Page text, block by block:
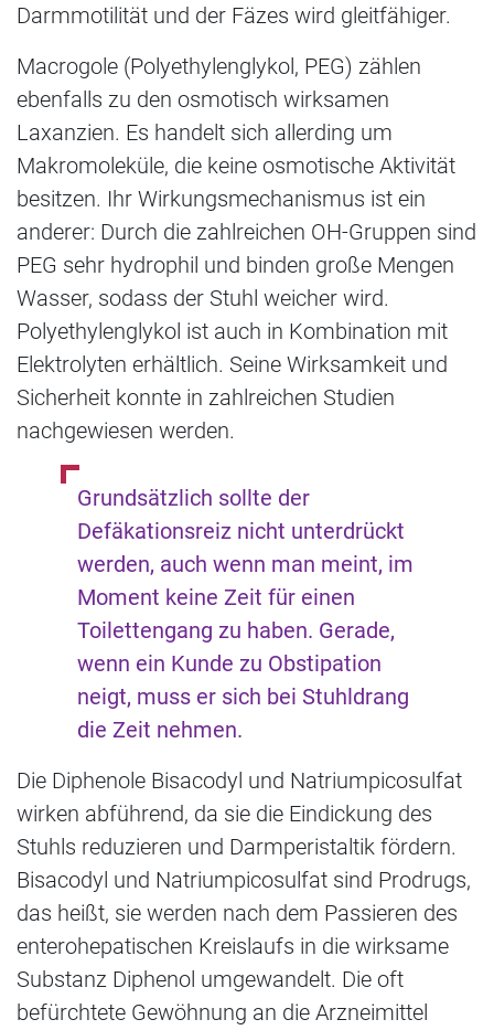
Darmmotilität und der Fäzes wird gleitfähiger.
Macrogole (Polyethylenglykol, PEG) zählen
ebenfalls zu den osmotisch wirksamen
Laxanzien. Es handelt sich allerding um
Makromoleküle, die keine osmotische Aktivität
besitzen. Ihr Wirkungsmechanismus ist ein
anderer: Durch die zahlreichen OH-Gruppen sind
PEG sehr hydrophil und binden große Mengen
Wasser, sodass der Stuhl weicher wird.
Polyethylenglykol ist auch in Kombination mit
Elektrolyten erhältlich. Seine Wirksamkeit und
Sicherheit konnte in zahlreichen Studien
nachgewiesen werden.
Grundsätzlich sollte der
Defäkationsreiz nicht unterdrückt
werden, auch wenn man meint, im
Moment keine Zeit für einen
Toilettengang zu haben. Gerade,
wenn ein Kunde zu Obstipation
neigt, muss er sich bei Stuhldrang
die Zeit nehmen.
Die Diphenole Bisacodyl und Natriumpicosulfat
wirken abführend, da sie die Eindickung des
Stuhls reduzieren und Darmperistaltik fördern.
Bisacodyl und Natriumpicosulfat sind Prodrugs,
das heißt, sie werden nach dem Passieren des
enterohepatischen Kreislaufs in die wirksame
Substanz Diphenol umgewandelt. Die oft
befürchtete Gewöhnung an die Arzneimittel